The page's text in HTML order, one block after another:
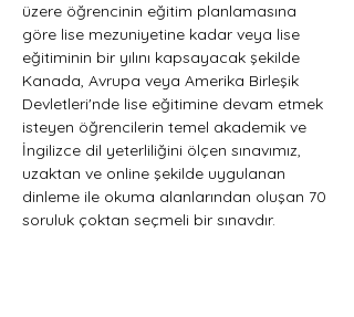
üzere öğrencinin eğitim planlamasına
göre lise mezuniyetine kadar veya lise
eğitiminin bir yılını kapsayacak şekilde
Kanada, Avrupa veya Amerika Birleşik
Devletleri'nde lise eğitimine devam etmek
isteyen öğrencilerin temel akademik ve
İngilizce dil yeterliliğini ölçen sınavımız,
uzaktan ve online şekilde uygulanan
dinleme ile okuma alanlarından oluşan 70
soruluk çoktan seçmeli bir sınavdır.